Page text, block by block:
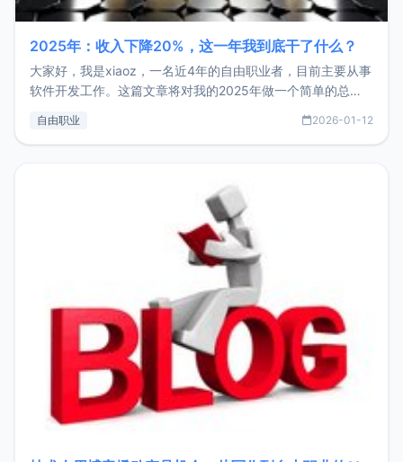
2025年：收入下降20%，这一年我到底干了什么？
大家好，我是xiaoz，一名近4年的自由职业者，目前主要从事
软件开发工作。这篇文章将对我的2025年做一个简单的总
收入下降20%，但却过得很充实，2026年不求突破，但求保
自由职业 2026-01-12